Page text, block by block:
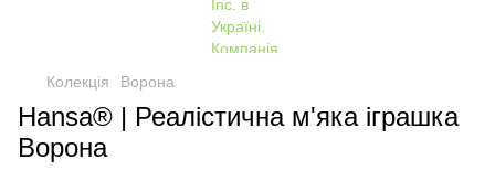
Колекція Ворона
Hansa® | Реалістична м'яка іграшка
Ворона